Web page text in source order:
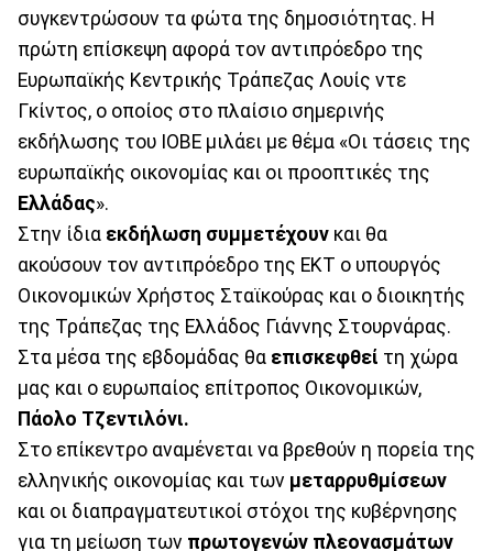
συγκεντρώσουν τα φώτα της δημοσιότητας. Η
πρώτη επίσκεψη αφορά τον αντιπρόεδρο της
Ευρωπαϊκής Κεντρικής Τράπεζας Λουίς ντε
Γκίντος, ο οποίος στο πλαίσιο σημερινής
εκδήλωσης του ΙΟΒΕ μιλάει με θέμα «Οι τάσεις της
ευρωπαϊκής οικονομίας και οι προοπτικές της
Ελλάδας».
Στην ίδια εκδήλωση συμμετέχουν και θα
ακούσουν τον αντιπρόεδρο της ΕΚΤ ο υπουργός
Οικονομικών Χρήστος Σταϊκούρας και ο διοικητής
της Τράπεζας της Ελλάδος Γιάννης Στουρνάρας.
Στα μέσα της εβδομάδας θα επισκεφθεί τη χώρα
μας και ο ευρωπαίος επίτροπος Οικονομικών,
Πάολο Τζεντιλόνι.
Στο επίκεντρο αναμένεται να βρεθούν η πορεία της
ελληνικής οικονομίας και των μεταρρυθμίσεων
και οι διαπραγματευτικοί στόχοι της κυβέρνησης
για τη μείωση των πρωτογενών πλεονασμάτων